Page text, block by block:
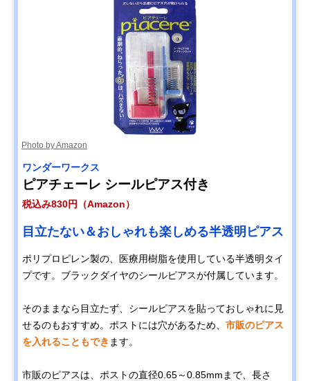
Photo by Amazon
ワンダーワークス
ピアチェーレ シールピアス付き
税込み830円（Amazon）
目立たない＆おしゃれも楽しめる半透明ピアス
ポリプロピレン製の、医療用樹脂を使用している半透明タイ
プです。ブラックダイヤのシールピアスが付属しています。
そのままなら目立たず、シールピアスを貼っておしゃれに見
せるのもおすすめ。ポストには穴があるため、 市販のピアス
を入れることもでき ます。
市販のピアスは、ポストの直径0.65～0.85mmまで、長さ